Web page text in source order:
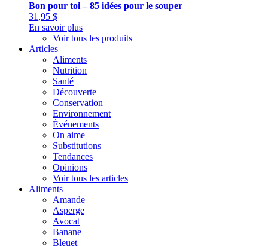
Bon pour toi – 85 idées pour le souper
31,95 $
En savoir plus
Voir tous les produits
Articles
Aliments
Nutrition
Santé
Découverte
Conservation
Environnement
Événements
On aime
Substitutions
Tendances
Opinions
Voir tous les articles
Aliments
Amande
Asperge
Avocat
Banane
Bleuet